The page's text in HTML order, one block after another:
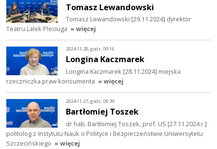
Tomasz Lewandowski
Tomasz Lewandowski [29.11.2024] dyrektor
Teatru Lalek Pleciuga » więcej
2024-11-28, godz. 09:16
Longina Kaczmarek
Longina Kaczmarek [28.11.2024] miejska
rzeczniczka praw konsumenta » więcej
2024-11-27, godz. 09:39
Bartłomiej Toszek
dr hab. Bartłomiej Toszek, prof. US [27.11.2024 r.]
politolog z Instytutu Nauk o Polityce i Bezpieczeństwie Uniwersytetu
Szczecińskiego » więcej